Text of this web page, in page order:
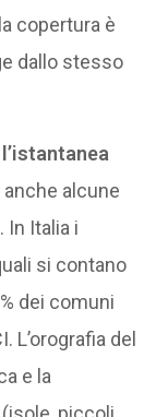
copertura è
dallo stesso
l’istantanea
alcune
In Italia i
si contano
dei comuni
L’orografia del
e la